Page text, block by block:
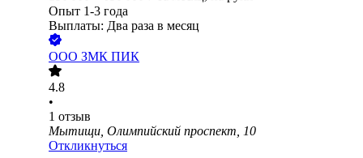
Опыт 1-3 года
Выплаты: Два раза в месяц
ООО ЗМК ПИК
4.8
•
1 отзыв
Мытищи, Олимпийский проспект, 10
Откликнуться